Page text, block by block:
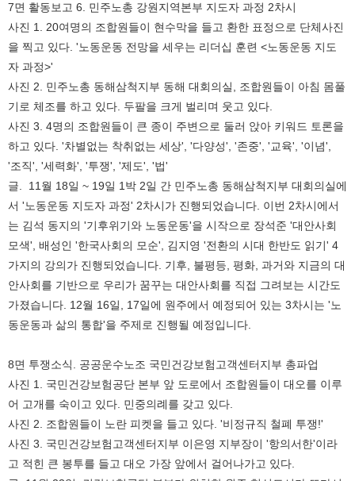
7면 활동보고 6. 민주노총 강원지역본부 지도자 과정 2차시
사진 1. 20여명의 조합원들이 현수막을 들고 환한 표정으로 단체사진
을 찍고 있다. '노동운동 전망을 세우는 리더십 훈련 <노동운동 지도
자 과정>'
사진 2. 민주노총 동해삼척지부 동해 대회의실, 조합원들이 아침 몸풀
기로 체조를 하고 있다. 두팔을 크게 벌리며 웃고 있다.
사진 3. 4명의 조합원들이 큰 종이 주변으로 둘러 앉아 키워드 토론을
하고 있다. '차별없는 착취없는 세상', '다양성', '존중', '교육', '이념',
'조직', '세력화', '투쟁', '제도', '법'
글. 11월 18일 ~ 19일 1박 2일 간 민주노총 동해삼척지부 대회의실에
서 '노동운동 지도자 과정' 2차시가 진행되었습니다. 이번 2차시에서
는 김석 동지의 '기후위기와 노동운동'을 시작으로 장석준 '대안사회
모색', 배성인 '한국사회의 모순', 김지영 '전환의 시대 한반도 읽기' 4
가지의 강의가 진행되었습니다. 기후, 불평등, 평화, 과거와 지금의 대
안사회를 기반으로 우리가 꿈꾸는 대안사회를 직접 그려보는 시간도
가졌습니다. 12월 16일, 17일에 원주에서 예정되어 있는 3차시는 '노
동운동과 삶의 통합'을 주제로 진행될 예정입니다.
8면 투쟁소식. 공공운수노조 국민건강보험고객센터지부 총파업
사진 1. 국민건강보험공단 본부 앞 도로에서 조합원들이 대오를 이루
어 고개를 숙이고 있다. 민중의례를 갖고 있다.
사진 2. 조합원들이 노란 피켓을 들고 있다. '비정규직 철폐 투쟁!'
사진 3. 국민건강보험고객센터지부 이은영 지부장이 '항의서한'이라
고 적힌 큰 봉투를 들고 대오 가장 앞에서 걸어나가고 있다.